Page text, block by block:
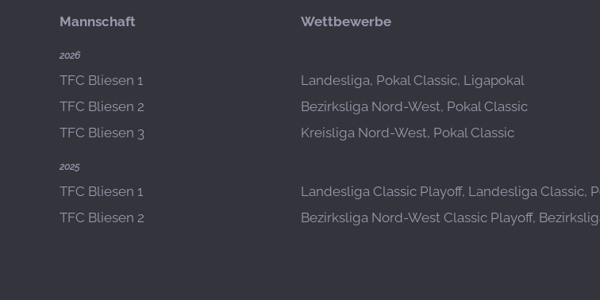
Mannschaft Wettbewerbe
2026
TFC Bliesen 1
Landesliga, Pokal Classic, Ligapokal
TFC Bliesen 2
Bezirksliga Nord-West, Pokal Classic
TFC Bliesen 3
Kreisliga Nord-West, Pokal Classic
2025
TFC Bliesen 1
Landesliga Classic Playoff, Landesliga Classic,
TFC Bliesen 2
Bezirksliga Nord-West Classic Playoff,